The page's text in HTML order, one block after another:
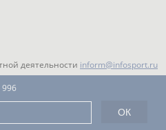
деятельности inform@infosport.ru
996